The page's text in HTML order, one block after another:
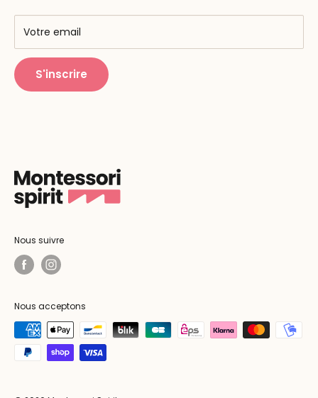
Centres de formation
Public Montessori
Votre email
S'inscrire
Nous suivre
Nous acceptons